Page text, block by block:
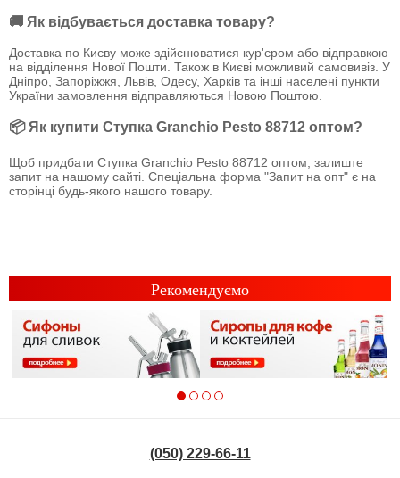
🚚 Як відбувається доставка товару?
Доставка по Києву може здійснюватися кур'єром або відправкою
на відділення Нової Пошти. Також в Києві можливий самовивіз. У
Дніпро, Запоріжжя, Львів, Одесу, Харків та інші населені пункти
України замовлення відправляються Новою Поштою.
📦 Як купити Ступка Granchio Pesto 88712 оптом?
Щоб придбати Ступка Granchio Pesto 88712 оптом, залиште
запит на нашому сайті. Спеціальна форма "Запит на опт" є на
сторінці будь-якого нашого товару.
Рекомендуємо
(050) 229-66-11